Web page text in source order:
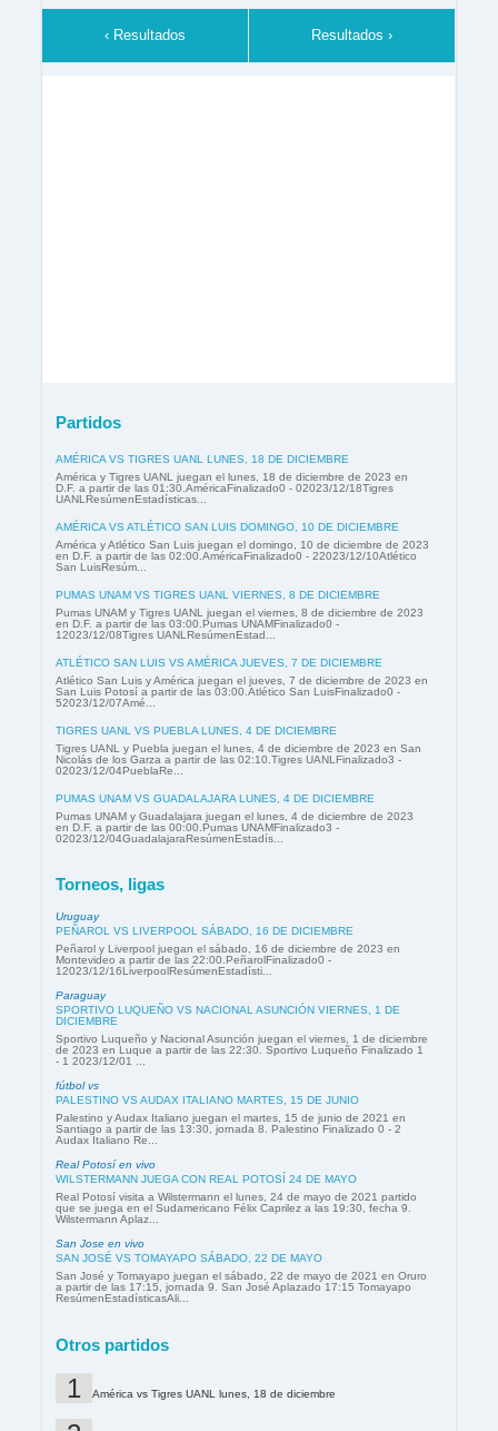
‹ Resultados Resultados ›
Partidos
AMÉRICA VS TIGRES UANL LUNES, 18 DE DICIEMBRE
América y Tigres UANL juegan el lunes, 18 de diciembre de 2023 en
D.F. a partir de las 01:30.AméricaFinalizado0 - 02023/12/18Tigres
UANLResúmenEstadísticas...
AMÉRICA VS ATLÉTICO SAN LUIS DOMINGO, 10 DE DICIEMBRE
América y Atlético San Luis juegan el domingo, 10 de diciembre de 2023
en D.F. a partir de las 02:00.AméricaFinalizado0 - 22023/12/10Atlético
San LuisResúm...
PUMAS UNAM VS TIGRES UANL VIERNES, 8 DE DICIEMBRE
Pumas UNAM y Tigres UANL juegan el viernes, 8 de diciembre de 2023
en D.F. a partir de las 03:00.Pumas UNAMFinalizado0 -
12023/12/08Tigres UANLResúmenEstad...
ATLÉTICO SAN LUIS VS AMÉRICA JUEVES, 7 DE DICIEMBRE
Atlético San Luis y América juegan el jueves, 7 de diciembre de 2023 en
San Luis Potosí a partir de las 03:00.Atlético San LuisFinalizado0 -
52023/12/07Amé...
TIGRES UANL VS PUEBLA LUNES, 4 DE DICIEMBRE
Tigres UANL y Puebla juegan el lunes, 4 de diciembre de 2023 en San
Nicolás de los Garza a partir de las 02:10.Tigres UANLFinalizado3 -
02023/12/04PueblaRe...
PUMAS UNAM VS GUADALAJARA LUNES, 4 DE DICIEMBRE
Pumas UNAM y Guadalajara juegan el lunes, 4 de diciembre de 2023
en D.F. a partir de las 00:00.Pumas UNAMFinalizado3 -
02023/12/04GuadalajaraResúmenEstadís...
Torneos, ligas
Uruguay
PEÑAROL VS LIVERPOOL SÁBADO, 16 DE DICIEMBRE
Peñarol y Liverpool juegan el sábado, 16 de diciembre de 2023 en
Montevideo a partir de las 22:00.PeñarolFinalizado0 -
12023/12/16LiverpoolResúmenEstadísti...
Paraguay
SPORTIVO LUQUEÑO VS NACIONAL ASUNCIÓN VIERNES, 1 DE
DICIEMBRE
Sportivo Luqueño y Nacional Asunción juegan el viernes, 1 de diciembre
de 2023 en Luque a partir de las 22:30. Sportivo Luqueño Finalizado 1
- 1 2023/12/01 ...
fútbol vs
PALESTINO VS AUDAX ITALIANO MARTES, 15 DE JUNIO
Palestino y Audax Italiano juegan el martes, 15 de junio de 2021 en
Santiago a partir de las 13:30, jornada 8. Palestino Finalizado 0 - 2
Audax Italiano Re...
Real Potosí en vivo
WILSTERMANN JUEGA CON REAL POTOSÍ 24 DE MAYO
Real Potosí visita a Wilstermann el lunes, 24 de mayo de 2021 partido
que se juega en el Sudamericano Félix Caprilez a las 19:30, fecha 9.
Wilstermann Aplaz...
San Jose en vivo
SAN JOSÉ VS TOMAYAPO SÁBADO, 22 DE MAYO
San José y Tomayapo juegan el sábado, 22 de mayo de 2021 en Oruro
a partir de las 17:15, jornada 9. San José Aplazado 17:15 Tomayapo
ResúmenEstadísticasAli...
Otros partidos
América vs Tigres UANL lunes, 18 de diciembre